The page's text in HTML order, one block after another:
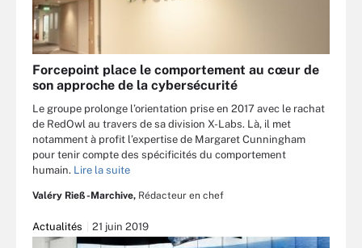
Forcepoint place le comportement au cœur de
son approche de la cybersécurité
Le groupe prolonge l’orientation prise en 2017 avec le rachat
de RedOwl au travers de sa division X-Labs. Là, il met
notamment à profit l’expertise de Margaret Cunningham
pour tenir compte des spécificités du comportement
humain. Lire la suite
Valéry Rieß-Marchive, Rédacteur en chef
Actualités 21 juin 2019